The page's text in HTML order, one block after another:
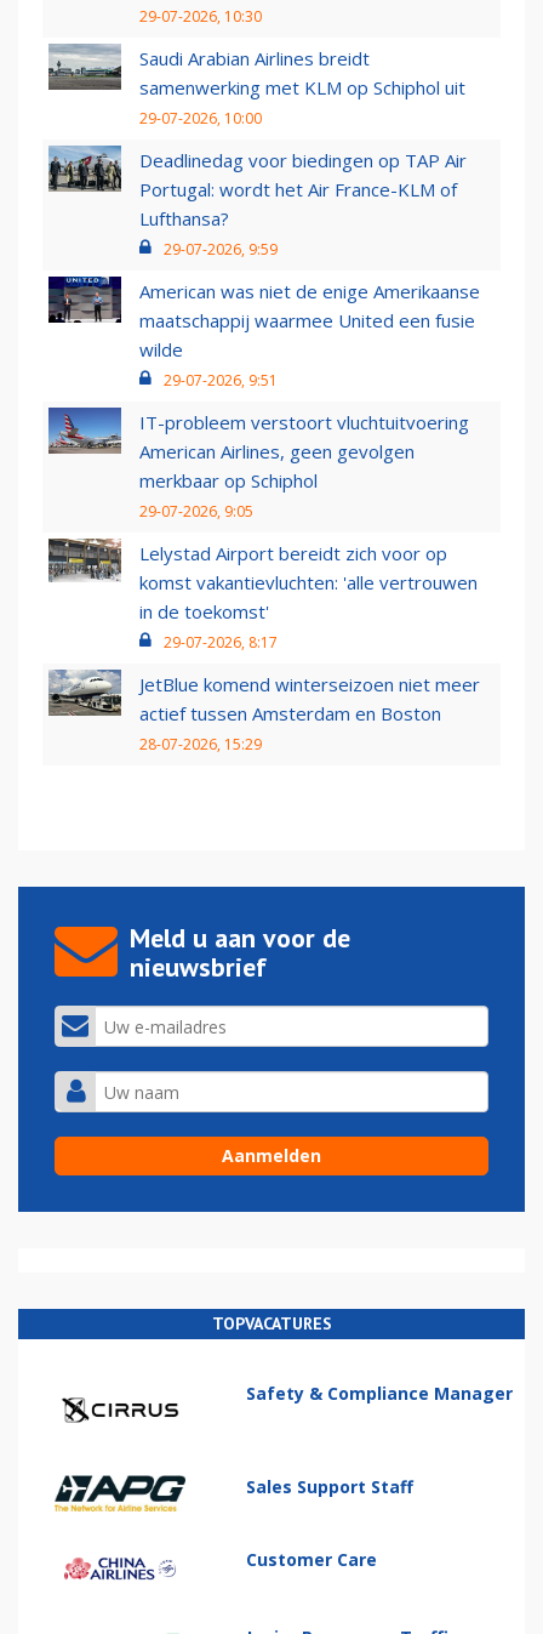
29-07-2026, 10:30
Saudi Arabian Airlines breidt
samenwerking met KLM op Schiphol uit
29-07-2026, 10:00
Deadlinedag voor biedingen op TAP Air
Portugal: wordt het Air France-KLM of
Lufthansa?
29-07-2026, 9:59
American was niet de enige Amerikaanse
maatschappij waarmee United een fusie
wilde
29-07-2026, 9:51
IT-probleem verstoort vluchtuitvoering
American Airlines, geen gevolgen
merkbaar op Schiphol
29-07-2026, 9:05
Lelystad Airport bereidt zich voor op
komst vakantievluchten: 'alle vertrouwen
in de toekomst'
29-07-2026, 8:17
JetBlue komend winterseizoen niet meer
actief tussen Amsterdam en Boston
28-07-2026, 15:29
Meld u aan voor de
nieuwsbrief
TOPVACATURES
Safety & Compliance Manager
Sales Support Staff
Customer Care